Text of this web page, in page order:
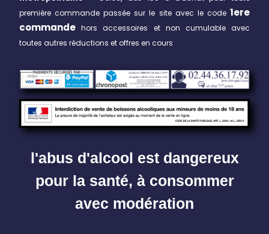
première commande passée sur le site avec le code 1ere
commande hors accessoires et non cumulable avec
toutes autres réductions et offres en cours
l'abus d'alcool est dangereux
pour la santé, à consommer
avec modération